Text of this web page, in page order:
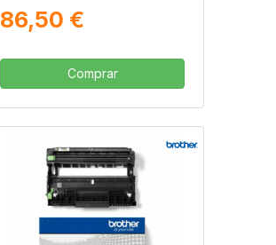
86,50 €
Comprar